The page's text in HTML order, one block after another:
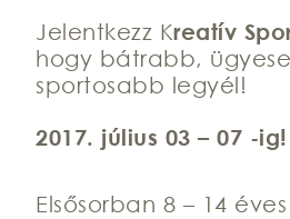
Jelentkezz Kreatív
hogy bátrabb,
sportosabb legyél!
2017. július 03 – 07 -ig!
Elsősorban 8 – 14